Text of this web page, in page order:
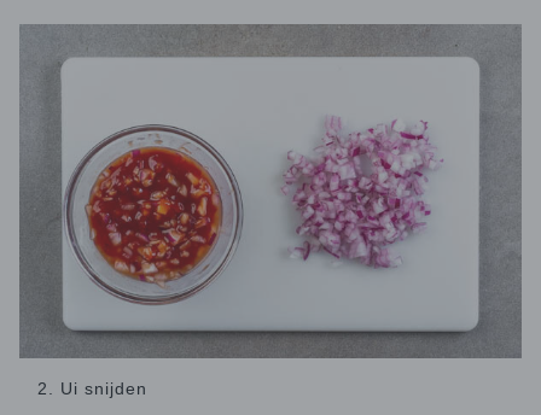
2. Ui snijden